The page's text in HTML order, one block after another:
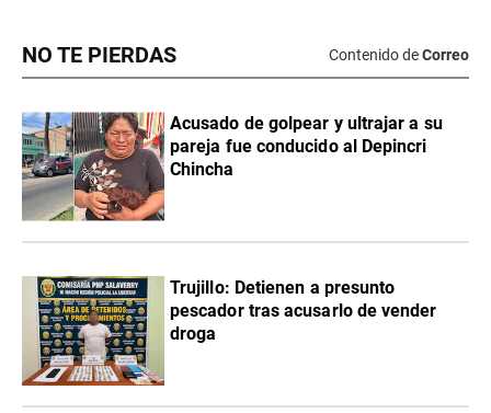
NO TE PIERDAS Contenido deCorreo
Acusado de golpear y ultrajar a su
pareja fue conducido al Depincri
Chincha
Trujillo: Detienen a presunto
pescador tras acusarlo de vender
droga